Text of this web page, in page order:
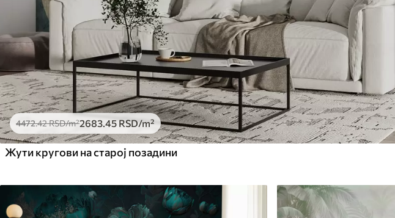
4472.42RSD/m²2683.45 RSD/m²
Жути кругови на старој позадини